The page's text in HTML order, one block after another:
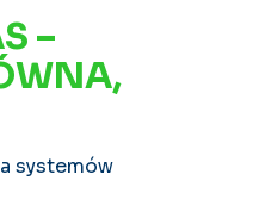
–
systemów